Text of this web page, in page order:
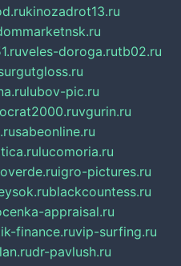
kinozadrot13.ru
veles-doroga.rutb02.ru
lubov-pic.ru
vgurin.ru
sabeonline.ru
lucomoria.ru
igro-pictures.ru
blackcountess.ru
appraisal.ru
finance.ruvip-surfing.ru
dr-pavlush.ru